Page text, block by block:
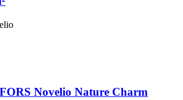
Novelio Nature Charm